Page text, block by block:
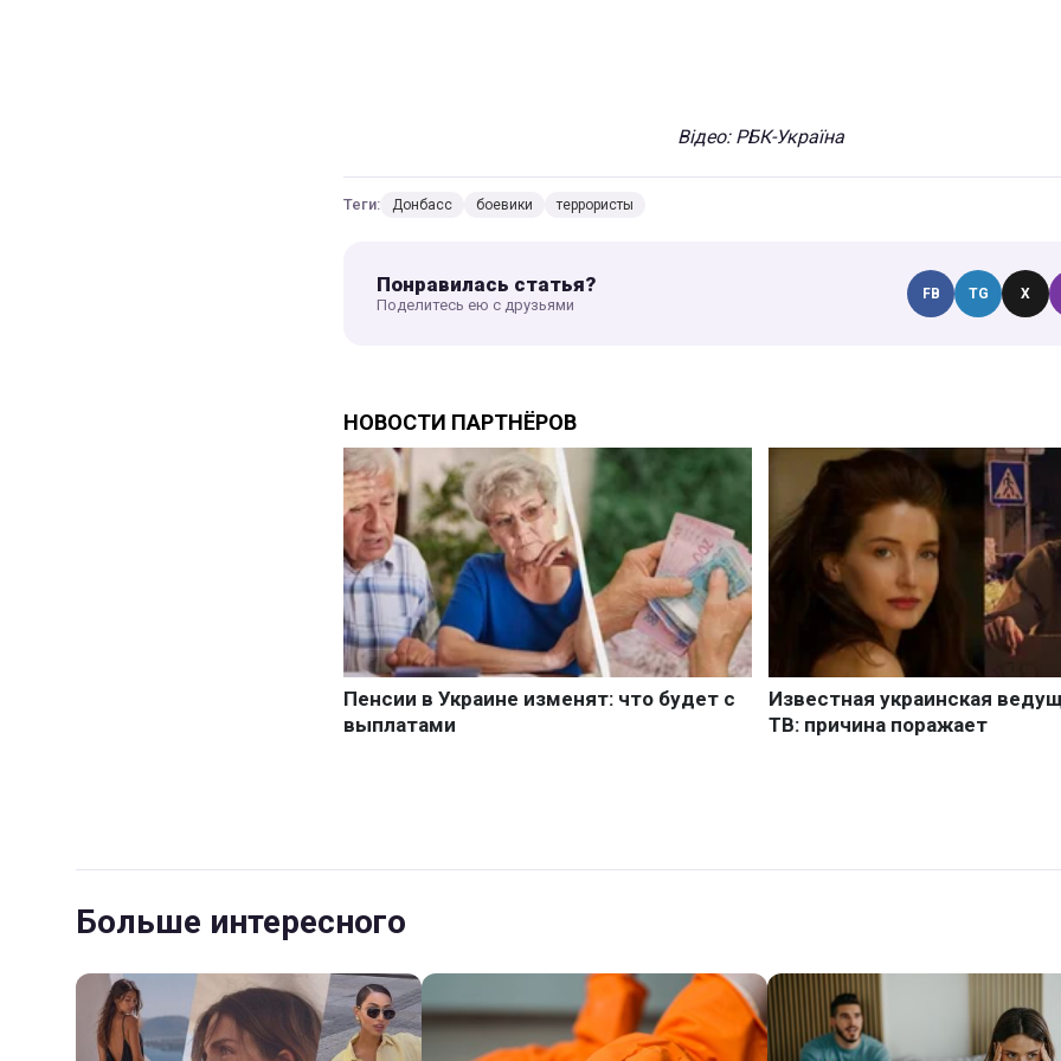
Відео: РБК-Україна
Теги: Донбасс боевики террористы
Понравилась статья?
Поделитесь ею с друзьями
FB TG X
Больше интересного